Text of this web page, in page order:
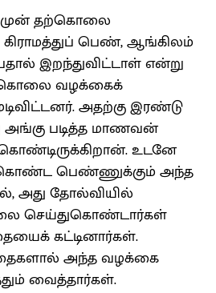
முன் தற்கொலை
பெண், ஆங்கிலம்
இறந்துவிட்டாள் என்று
வழக்கைக்
அதற்கு இரண்டு
அங்கு படித்த மாணவன்
உடனே
பெண்ணுக்கும் அந்த
அது தோல்வியில்
செய்துகொண்டார்கள்
கட்டினார்கள்.
அந்த வழக்கை
வைத்தார்கள்.